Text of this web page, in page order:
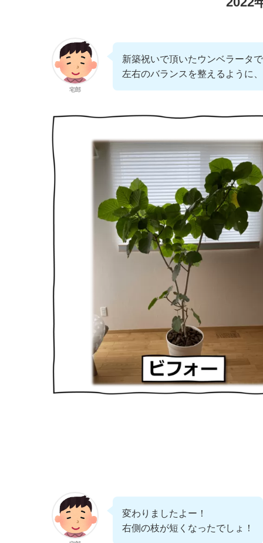
宅郎
新築祝いで頂いたウンベラータ
左右のバランスを整えるように
変わりましたよー！
右側の枝が短くなったでしょ！